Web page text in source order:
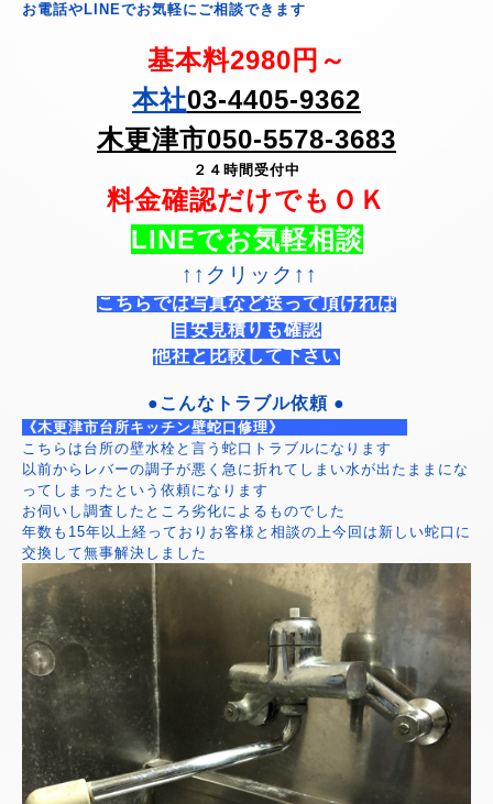
お電話やLINEでお気軽にご相談できます
基本料2980円～
本社03-4405-9362
木更津市050-5578-3683
２４時間受付中
料金確認だけでもＯＫ
LINEでお気軽相談
↑↑クリック↑↑
こちらでは写真など送って頂ければ
目安見積りも確認
他社と比較して下さい
●こんなトラブル依頼 ●
《木更津市台所キッチン壁蛇口修理》
こちらは台所の壁水栓と言う蛇口トラブルになります
以前からレバーの調子が悪く急に折れてしまい水が出たままにな
ってしまったという依頼になります
お伺いし調査したところ劣化によるものでした
年数も15年以上経っておりお客様と相談の上今回は新しい蛇口に
交換して無事解決しました